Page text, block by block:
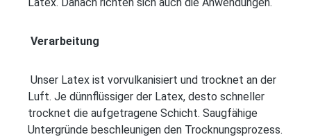
Verarbeitung
Unser Latex ist vorvulkanisiert und trocknet an der
Luft. Je dünnflüssiger der Latex, desto schneller
trocknet die aufgetragene Schicht. Saugfähige
Untergründe beschleunigen den Trocknungsprozess.